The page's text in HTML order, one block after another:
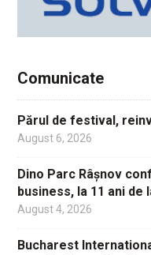
Comunicate
Părul de festival,
August 6, 2026
Dino Parc Râșnov
business, la 11 ani de
August 4, 2026
Bucharest